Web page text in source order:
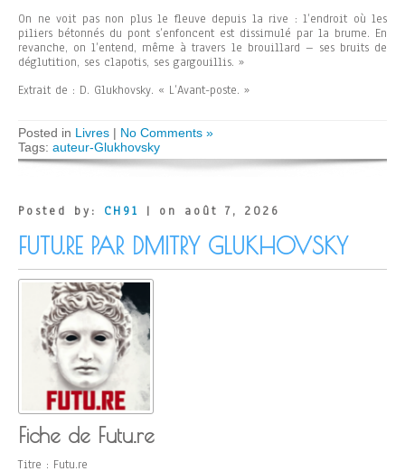
On ne voit pas non plus le fleuve depuis la rive : l’endroit où les
piliers bétonnés du pont s’enfoncent est dissimulé par la brume. En
revanche, on l’entend, même à travers le brouillard – ses bruits de
déglutition, ses clapotis, ses gargouillis. »
Extrait de : D. Glukhovsky. « L’Avant-poste. »
Posted in Livres | No Comments »
Tags: auteur-Glukhovsky
Posted by: CH91 | on août 7, 2026
FUTU.RE PAR DMITRY GLUKHOVSKY
Fiche de Futu.re
Titre : Futu.re